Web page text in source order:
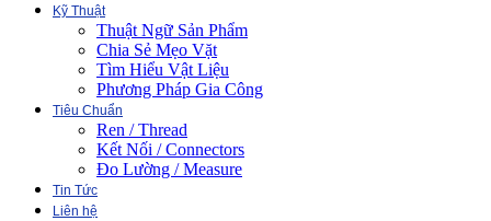
Kỹ Thuật
Thuật Ngữ Sản Phẩm
Chia Sẻ Mẹo Vặt
Tìm Hiểu Vật Liệu
Phương Pháp Gia Công
Tiêu Chuẩn
Ren / Thread
Kết Nối / Connectors
Đo Lường / Measure
Tin Tức
Liên hệ